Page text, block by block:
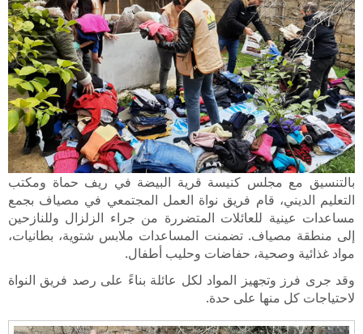
بالتنسيق مع مجلس كنيسة قرية البيضة في ريف حماة ومكتب
التعليم الديني، قام فريق نواة العمل المجتمعي في مصياف بجمع
مساعدات عينية للعائلات المتضررة من جراء الزلزال وللنازحين
إلى منطقة مصياف. تضمنت المساعدات ملابس شتوية، بطانيات،
مواد غذائية وصحية، حفاضات وحليب أطفال.
وقد جرى فرز وتجهيز المواد لكل عائلة بناءً على رصد فريق النواة
لاحتياجات كل منها على حدة.